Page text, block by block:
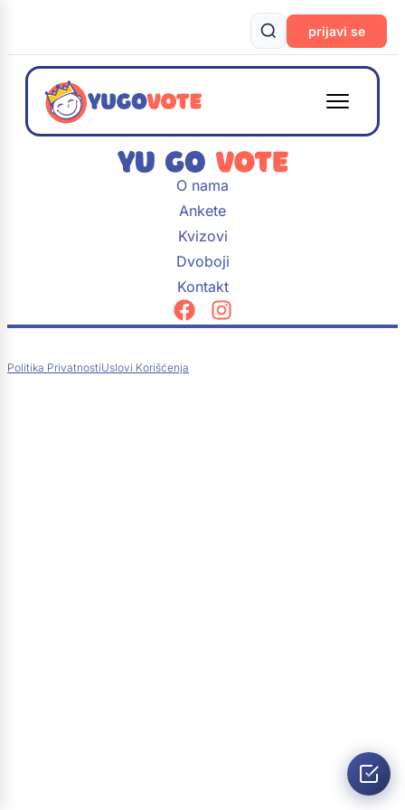
prijavi se
O nama
Ankete
Kvizovi
Dvoboji
Kontakt
Politika PrivatnostiUslovi Korišćenja